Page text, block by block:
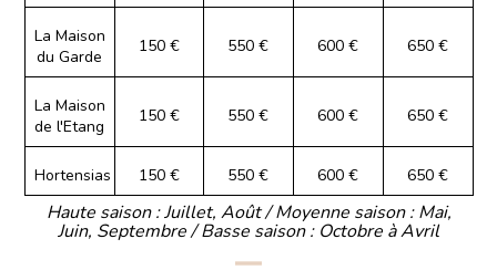
La Maison
du Garde
150 € 550 € 600 € 650 €
La Maison
de l'Etang
150 € 550 € 600 € 650 €
Hortensias 150 € 550 € 600 € 650 €
Haute saison : Juillet, Août / Moyenne saison : Mai,
Juin, Septembre / Basse saison : Octobre à Avril